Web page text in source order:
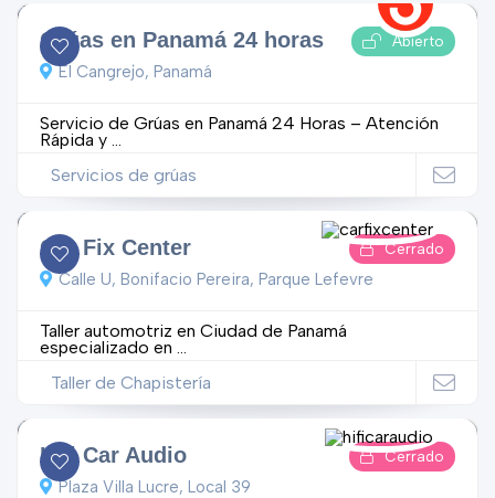
Abierto
Grúas en Panamá 24 horas
El Cangrejo, Panamá
Servicio de Grúas en Panamá 24 Horas – Atención
Rápida y ...
Servicios de grúas
Cerrado
Car Fix Center
Calle U, Bonifacio Pereira, Parque Lefevre
Taller automotriz en Ciudad de Panamá
especializado en ...
Taller de Chapistería
Cerrado
Hifi Car Audio
Plaza Villa Lucre, Local 39